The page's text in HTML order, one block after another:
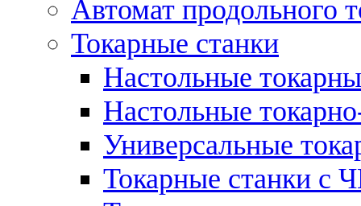
Автомат продольного
Токарные станки
Настольные
Настольные
Универсальные
Токарные станки с